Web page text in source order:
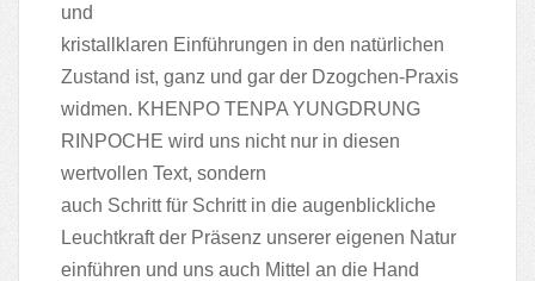
und
kristallklaren Einführungen in den natürlichen
Zustand ist, ganz und gar der Dzogchen-Praxis
widmen. KHENPO TENPA YUNGDRUNG
RINPOCHE wird uns nicht nur in diesen
wertvollen Text, sondern
auch Schritt für Schritt in die augenblickliche
Leuchtkraft der Präsenz unserer eigenen Natur
einführen und uns auch Mittel an die Hand